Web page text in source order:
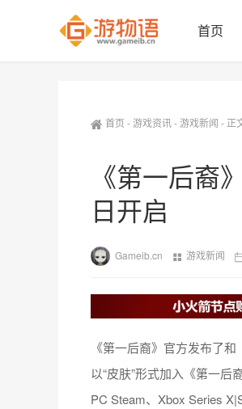
首页
首页 -游戏资讯-游戏新闻 - 正
《第一后裔
日开启
Gameib.cn 游戏新闻
《第一后裔》官方发布了
以“皮肤”形式加入《第一
PC Steam、Xbox Series